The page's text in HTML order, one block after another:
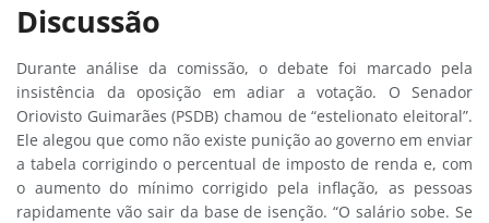
Discussão
Durante análise da comissão, o debate foi marcado pela
insistência da oposição em adiar a votação. O Senador
Oriovisto Guimarães (PSDB) chamou de “estelionato eleitoral”.
Ele alegou que como não existe punição ao governo em enviar
a tabela corrigindo o percentual de imposto de renda e, com
o aumento do mínimo corrigido pela inflação, as pessoas
rapidamente vão sair da base de isenção. “O salário sobe. Se